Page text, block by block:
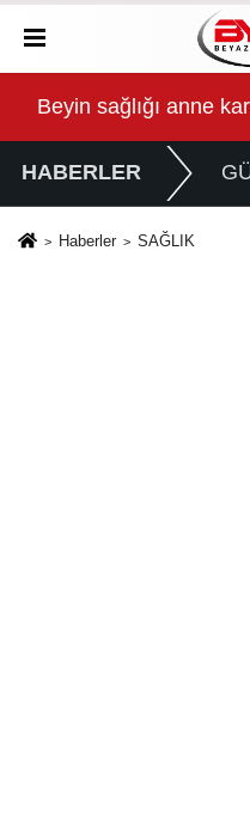
Yolculuk” Yaptı
Beyin sağlığı anne
HABERLER
Haberler SAĞLIK